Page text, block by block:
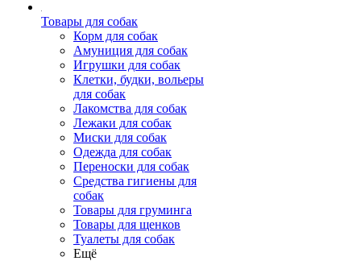
Товары для собак
Корм для собак
Амуниция для собак
Игрушки для собак
Клетки, будки, вольеры
для собак
Лакомства для собак
Лежаки для собак
Миски для собак
Одежда для собак
Переноски для собак
Средства гигиены для
собак
Товары для груминга
Товары для щенков
Туалеты для собак
Ещё